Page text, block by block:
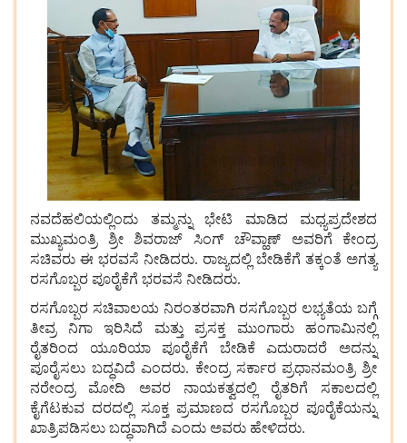
ನವದೆಹಲಿಯಲ್ಲಿಂದು ತಮ್ಮನ್ನು ಭೇಟಿ ಮಾಡಿದ
ಮಧ್ಯಪ್ರದೇಶದ
ಮುಖ್ಯಮಂತ್ರಿ
ಶ್ರೀ ಶಿವರಾಜ್ ಸಿಂಗ್ ಚೌವ್ಹಾಣ್ ಅವರಿಗೆ
ಕೇಂದ್ರ
ಸಚಿವರು ಈ ಭರವಸೆ ನೀಡಿದರು. ರಾಜ್ಯದಲ್ಲಿ ಬೇಡಿಕೆಗೆ ತಕ್ಕಂತೆ ಅಗತ್ಯ
ರಸಗೊಬ್ಬರ ಪೂರೈಕೆಗೆ ಭರವಸೆ ನೀಡಿದರು.
ರಸಗೊಬ್ಬರ ಸಚಿವಾಲಯ ನಿರಂತರವಾಗಿ ರಸಗೊಬ್ಬರ ಲಭ್ಯತೆಯ ಬಗ್ಗೆ
ತೀವ್ರ
ನಿಗಾ ಇರಿಸಿದೆ ಮತ್ತು ಪ್ರಸಕ್ತ ಮುಂಗಾರು
ಹಂಗಾಮಿನಲ್ಲಿ
ರೈತರಿಂದ
ಯೂರಿಯಾ ಪೂರೈಕೆಗೆ ಬೇಡಿಕೆ ಎದುರಾದರೆ
ಅದನ್ನು
ಪೂರೈಸಲು ಬದ್ಧವಿದೆ ಎಂದರು. ಕೇಂದ್ರ ಸರ್ಕಾರ ಪ್ರಧಾನಮಂತ್ರಿ ಶ್ರೀ
ನರೇಂದ್ರ
ಮೋದಿ ಅವರ ನಾಯಕತ್ವದಲ್ಲಿ ರೈತರಿಗೆ
ಸಕಾಲದಲ್ಲಿ
ಕೈಗೆಟಕುವ ದರದಲ್ಲಿ ಸೂಕ್ತ ಪ್ರಮಾಣದ ರಸಗೊಬ್ಬರ ಪೂರೈಕೆಯನ್ನು
ಖಾತ್ರಿಪಡಿಸಲು ಬದ್ಧವಾಗಿದೆ ಎಂದು ಅವರು ಹೇಳಿದರು.